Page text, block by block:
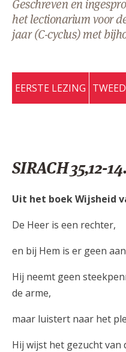
Geschreven en
het lectionarium voor
jaar (C-cyclus) met
EERSTE LEZING
SIRACH 35,12-
Uit het boek Wijsheid
De Heer is een rechter,
en bij Hem is er geen
Hij neemt geen
de arme,
maar luistert naar het
Hij wijst het gezucht van